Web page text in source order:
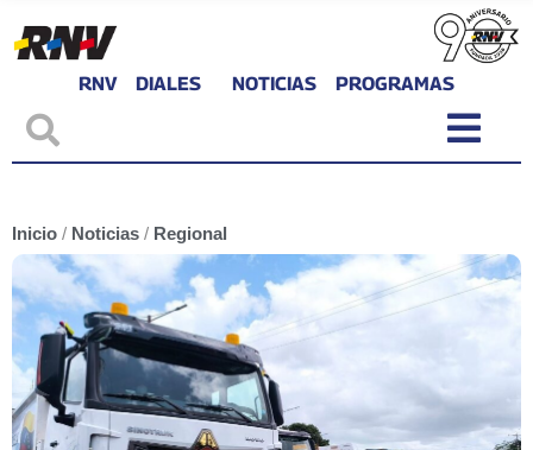
RNV DIALES NOTICIAS PROGRAMAS
Inicio / Noticias / Regional